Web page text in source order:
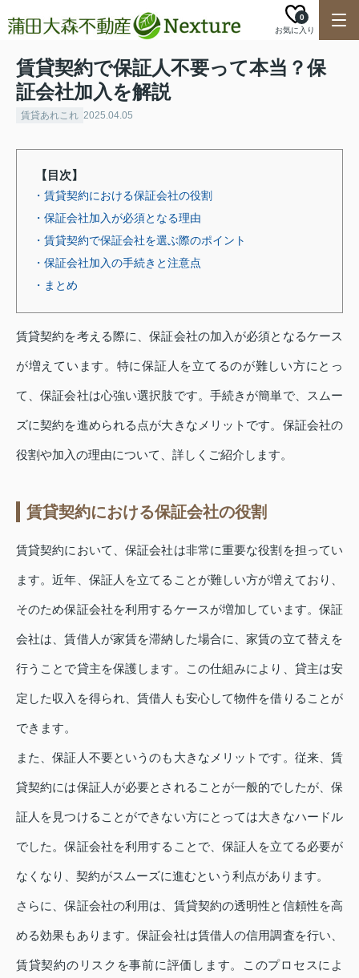
お気に入り
0
賃貸契約で保証人不要って本当？保
証会社加入を解説
賃貸あれこれ 2025.04.05
【目次】
・賃貸契約における保証会社の役割
・保証会社加入が必須となる理由
・賃貸契約で保証会社を選ぶ際のポイント
・保証会社加入の手続きと注意点
・まとめ
賃貸契約を考える際に、保証会社の加入が必須となるケース
が増えています。特に保証人を立てるのが難しい方にとっ
て、保証会社は心強い選択肢です。手続きが簡単で、スムー
ズに契約を進められる点が大きなメリットです。保証会社の
役割や加入の理由について、詳しくご紹介します。
賃貸契約における保証会社の役割
賃貸契約において、保証会社は非常に重要な役割を担ってい
ます。近年、保証人を立てることが難しい方が増えており、
そのため保証会社を利用するケースが増加しています。保証
会社は、賃借人が家賃を滞納した場合に、家賃の立て替えを
行うことで貸主を保護します。この仕組みにより、貸主は安
定した収入を得られ、賃借人も安心して物件を借りることが
できます。
また、保証人不要というのも大きなメリットです。従来、賃
貸契約には保証人が必要とされることが一般的でしたが、保
証人を見つけることができない方にとっては大きなハードル
でした。保証会社を利用することで、保証人を立てる必要が
なくなり、契約がスムーズに進むという利点があります。
さらに、保証会社の利用は、賃貸契約の透明性と信頼性を高
める効果もあります。保証会社は賃借人の信用調査を行い、
賃貸契約のリスクを事前に評価します。このプロセスによ